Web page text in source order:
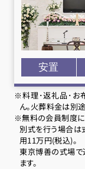
安置
※料理･返礼品･お
ん。火葬料金は別
※無料の会員制度
別式を行う場合は
用11万円(税込)。
東京博善の式場
ます。